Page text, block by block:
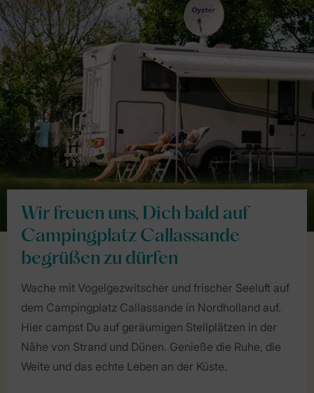
Wir freuen uns, Dich bald auf
Campingplatz Callassande
begrüßen zu dürfen
Wache mit Vogelgezwitscher und frischer Seeluft auf
dem Campingplatz Callassande in Nordholland auf.
Hier campst Du auf geräumigen Stellplätzen in der
Nähe von Strand und Dünen. Genieße die Ruhe, die
Weite und das echte Leben an der Küste.